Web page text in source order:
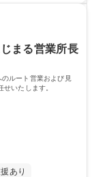
馬力～1000馬
は第2位！■安定
運転免許普通自動
まる営業所長
ルート営業および見
いたします。
あり